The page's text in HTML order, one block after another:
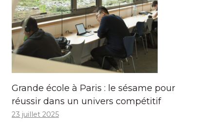
Grande école à Paris : le sésame pour
réussir dans un univers compétitif
23 juillet 2025